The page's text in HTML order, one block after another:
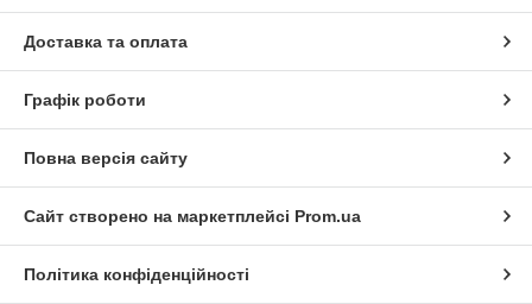
Доставка та оплата
Графік роботи
Повна версія сайту
Сайт створено на маркетплейсі Prom.ua
Політика конфіденційності